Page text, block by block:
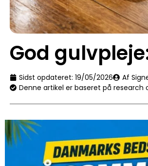
God
Sidst opdateret: 19/05/2026 Af
Denne artikel er baseret på